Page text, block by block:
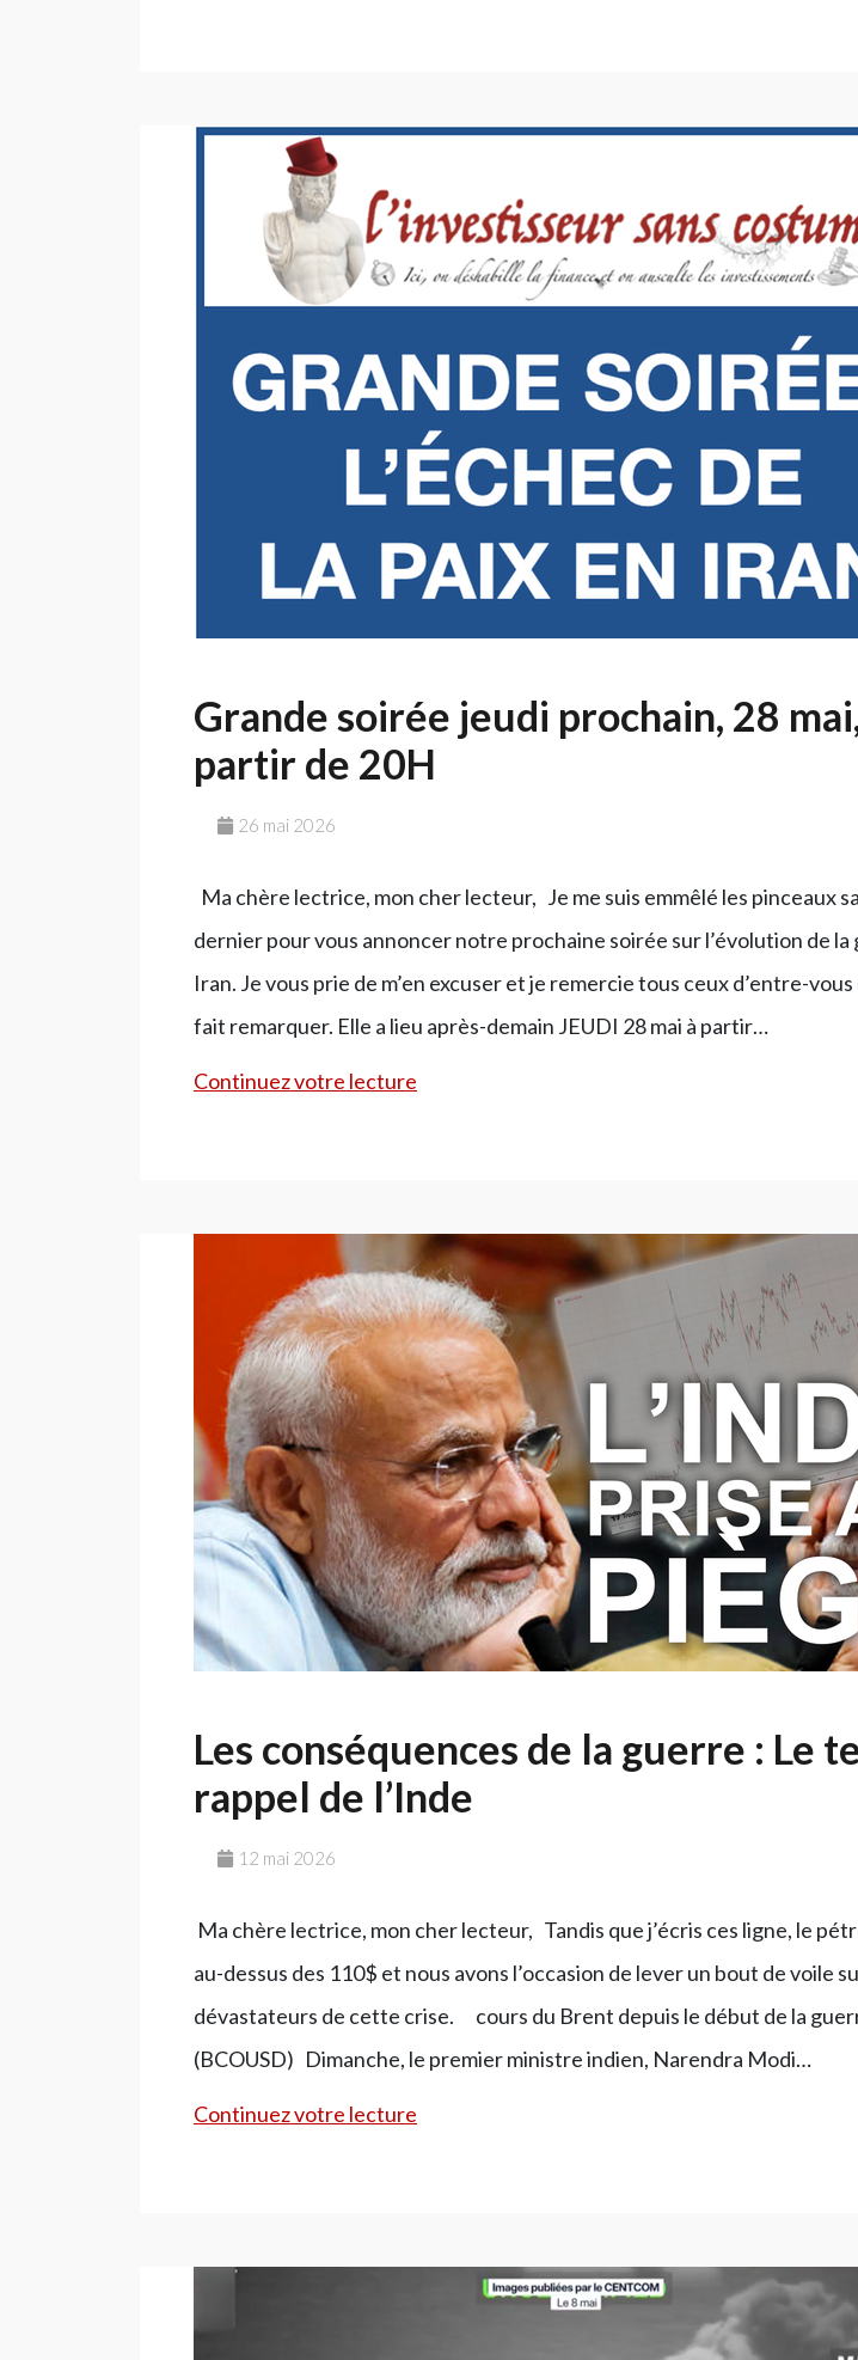
paix
failli
être
signée…
Grande soirée jeudi prochain, 28
partir de 20H
26 mai 2026
Ma chère lectrice, mon cher lecteur, Je me suis emmêlé les pinceaux
dernier pour vous annoncer notre prochaine soirée sur l’évolution de la
Iran. Je vous prie de m’en excuser et je remercie tous ceux d’entre-vous
fait remarquer. Elle a lieu après-demain JEUDI 28 mai à partir…
Continuez votre lecture
28
mai,
à
partir
de
20H
Les conséquences de la guerre : Le
rappel de l’Inde
12 mai 2026
Ma chère lectrice, mon cher lecteur, Tandis que j’écris ces ligne, le
au-dessus des 110$ et nous avons l’occasion de lever un bout de voile
dévastateurs de cette crise. cours du Brent depuis le début de la
(BCOUSD) Dimanche, le premier ministre indien, Narendra Modi…
Continuez votre lecture